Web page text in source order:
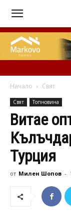
Начало Свят
Свят Топновина
Витае
Турция
от Милен Шопов -